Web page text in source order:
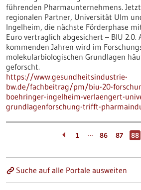
führenden Pharmaunternehmens.
regionalen Partner, Universität Ulm
Ingelheim, die nächste Förderphase
Euro vertraglich abgesichert – BIU 2.0.
kommenden Jahren wird im
molekularbiologischen Grundlagen
geforscht.
https://www.gesundheitsindustrie-
bw.de/fachbeitrag/pm/biu-20-
boehringer-ingelheim-verlaengert-
grundlagenforschung-trifft-
1 … 86 87 88
Suche auf alle Portale ausweiten